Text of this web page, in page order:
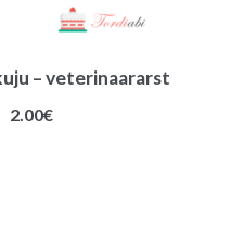
– veterinaararst
Algne
2.00€Praegune